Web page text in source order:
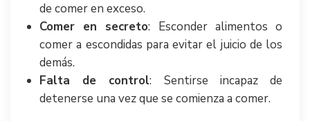
de comer en exceso.
Comer en secreto: Esconder alimentos o
comer a escondidas para evitar el juicio de los
demás.
Falta de control: Sentirse incapaz de
detenerse una vez que se comienza a comer.